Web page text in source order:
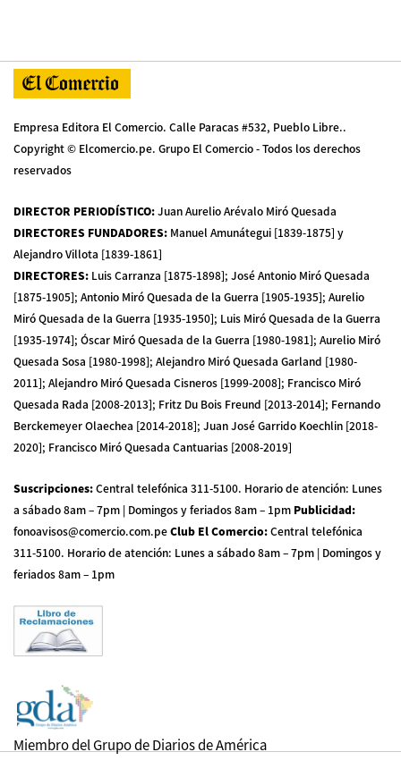
Empresa Editora El Comercio. Calle Paracas #532, Pueblo Libre..
Copyright © Elcomercio.pe. Grupo El Comercio - Todos los derechos
reservados
DIRECTOR PERIODÍSTICO:Juan Aurelio Arévalo Miró Quesada
DIRECTORES FUNDADORES: Manuel Amunátegui [1839-1875] y
Alejandro Villota [1839-1861]
DIRECTORES: Luis Carranza [1875-1898]; José Antonio Miró Quesada
[1875-1905]; Antonio Miró Quesada de la Guerra [1905-1935]; Aurelio
Miró Quesada de la Guerra [1935-1950]; Luis Miró Quesada de la Guerra
[1935-1974]; Óscar Miró Quesada de la Guerra [1980-1981]; Aurelio Miró
Quesada Sosa [1980-1998]; Alejandro Miró Quesada Garland [1980-
2011]; Alejandro Miró Quesada Cisneros [1999-2008]; Francisco Miró
Quesada Rada [2008-2013]; Fritz Du Bois Freund [2013-2014]; Fernando
Berckemeyer Olaechea [2014-2018]; Juan José Garrido Koechlin [2018-
2020]; Francisco Miró Quesada Cantuarias [2008-2019]
Suscripciones:Central telefónica 311-5100. Horario de atención: Lunes
a sábado 8am – 7pm | Domingos y feriados 8am – 1pm Publicidad:
fonoavisos@comercio.com.peClub El Comercio:Central telefónica
311-5100. Horario de atención: Lunes a sábado 8am – 7pm | Domingos y
feriados 8am – 1pm
Miembro del Grupo de Diarios de América